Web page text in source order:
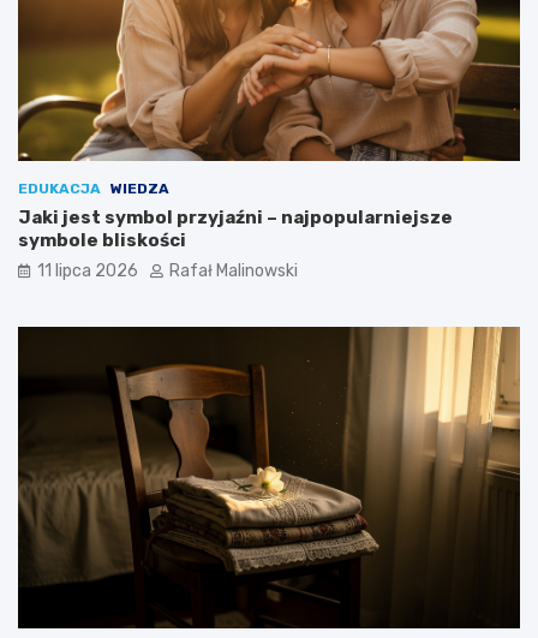
EDUKACJA WIEDZA
Jaki jest symbol przyjaźni – najpopularniejsze
symbole bliskości
11 lipca 2026 Rafał Malinowski